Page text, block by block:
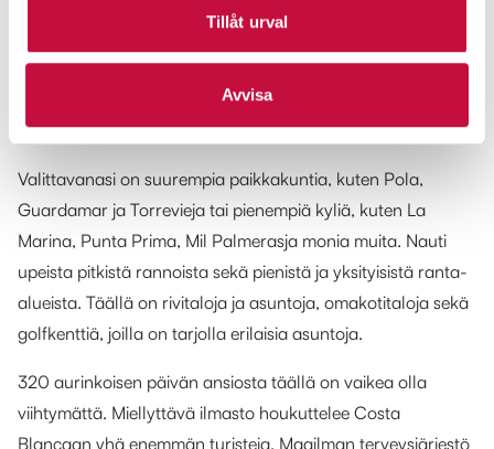
Tillåt urval
Avvisa
Samalla tavalla kuin täällä on tarjolla ihania asuntoja,
omakotitaloja ja kerrostaloja sinulle, joka haluat ostaa
asunnon ulkomailta.
Valittavanasi on suurempia paikkakuntia, kuten Pola,
Guardamar ja Torrevieja tai pienempiä kyliä, kuten La
Marina, Punta Prima, Mil Palmerasja monia muita. Nauti
upeista pitkistä rannoista sekä pienistä ja yksityisistä ranta-
alueista. Täällä on rivitaloja ja asuntoja, omakotitaloja sekä
golfkenttiä, joilla on tarjolla erilaisia asuntoja.
320 aurinkoisen päivän ansiosta täällä on vaikea olla
viihtymättä. Miellyttävä ilmasto houkuttelee Costa
Blancaan yhä enemmän turisteja. Maailman terveysjärjestö